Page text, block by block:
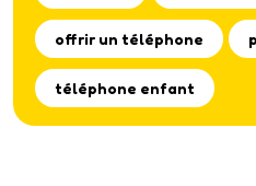
offrir un téléphone
téléphone enfant